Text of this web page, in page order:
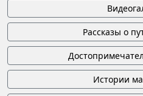
Рассказы о
Истории